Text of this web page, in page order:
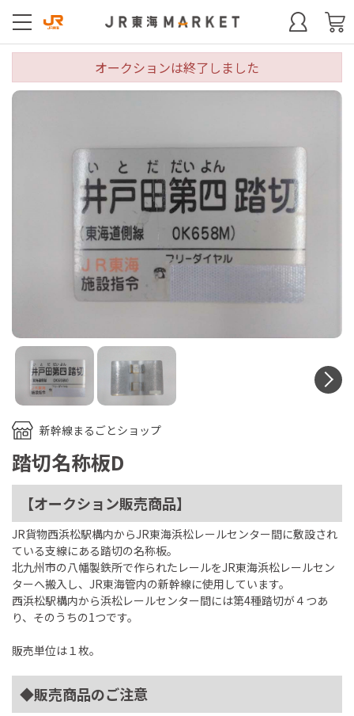
新幹線まるごとショップ
踏切名称板D
【オークション販売商品】
JR貨物西浜松駅構内からJR東海浜松レールセンター間に敷設され
ている支線にある踏切の名称板。
北九州市の八幡製鉄所で作られたレールをJR東海浜松レールセン
ターへ搬入し、JR東海管内の新幹線に使用しています。
西浜松駅構内から浜松レールセンター間には第4種踏切が４つあ
り、そのうちの1つです。
販売単位は１枚。
◆販売商品のご注意
オークションは終了しました